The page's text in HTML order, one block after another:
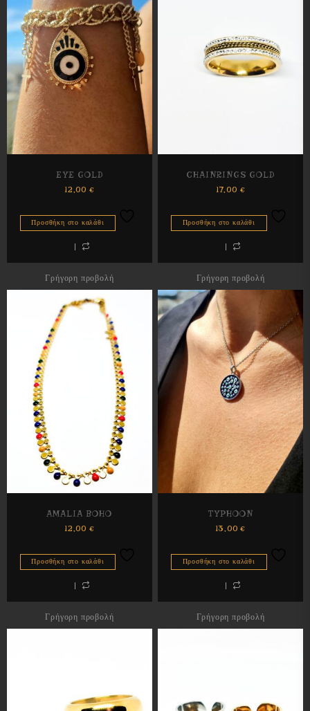
EYE GOLD
12,00 €
Προσθήκη στο καλάθι
Γρήγορη προβολή
CHAINRINGS GOLD
17,00 €
Προσθήκη στο καλάθι
Γρήγορη προβολή
AMALIA BOHO
12,00 €
Προσθήκη στο καλάθι
Γρήγορη προβολή
TYPHOON
13,00€
Προσθήκη στο καλάθι
Γρήγορη προβολή